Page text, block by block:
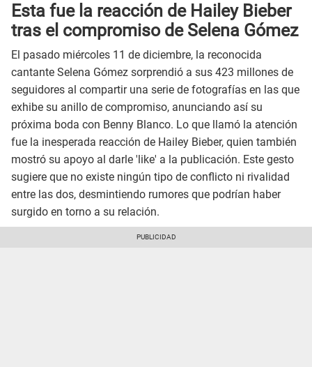
Esta fue la reacción de Hailey Bieber
tras el compromiso de Selena Gómez
El pasado miércoles 11 de diciembre, la reconocida
cantante Selena Gómez sorprendió a sus 423 millones de
seguidores al compartir una serie de fotografías en las que
exhibe su anillo de compromiso, anunciando así su
próxima boda con Benny Blanco. Lo que llamó la atención
fue la inesperada reacción de Hailey Bieber, quien también
mostró su apoyo al darle 'like' a la publicación. Este gesto
sugiere que no existe ningún tipo de conflicto ni rivalidad
entre las dos, desmintiendo rumores que podrían haber
surgido en torno a su relación.